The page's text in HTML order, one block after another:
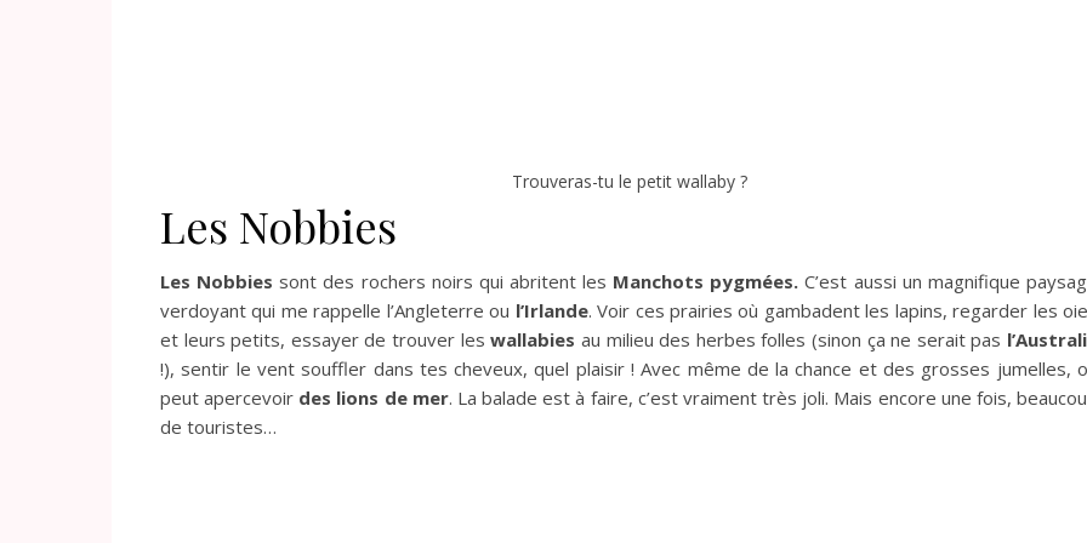
Trouveras-tu le petit wallaby ?
Les Nobbies
Les Nobbies sont des rochers noirs qui abritent les Manchots pygmées. C’est aussi un magnifique
verdoyant qui me rappelle l’Angleterre ou l’Irlande. Voir ces prairies où gambadent les lapins, regarder les
et leurs petits, essayer de trouver leswallabies au milieu des herbes folles (sinon ça ne serait pas
!), sentir le vent souffler dans tes cheveux, quel plaisir ! Avec même de la chance et des grosses jumelles,
peut apercevoir des lions de mer. La balade est à faire, c’est vraiment très joli. Mais encore une fois,
de touristes…